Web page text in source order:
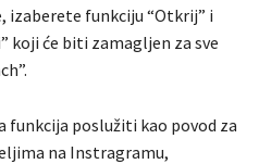
izaberete funkciju “Otkrij” i
koji će biti zamagljen za sve
funkcija poslužiti kao povod za
na Instragramu,